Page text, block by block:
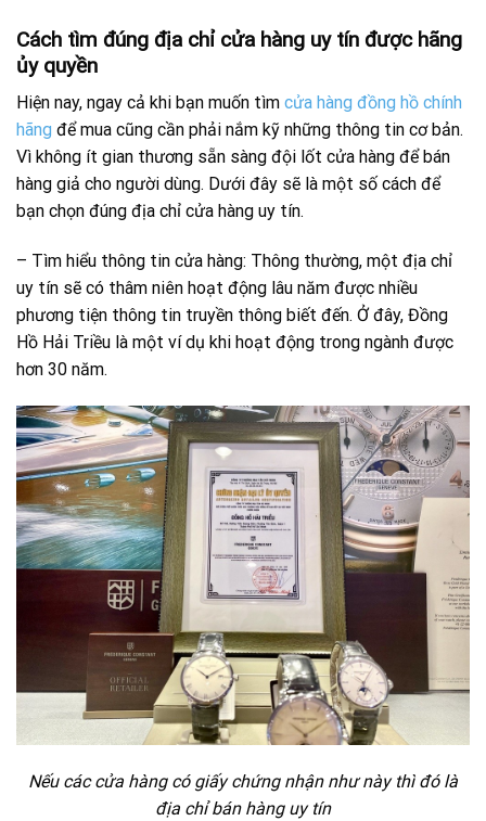
Cách tìm đúng địa chỉ cửa hàng uy tín được hãng
ủy quyền
Hiện nay, ngay cả khi bạn muốn tìm cửa hàng đồng hồ chính
hãng để mua cũng cần phải nắm kỹ những thông tin cơ bản.
Vì không ít gian thương sẵn sàng đội lốt cửa hàng để bán
hàng giả cho người dùng. Dưới đây sẽ là một số cách để
bạn chọn đúng địa chỉ cửa hàng uy tín.
– Tìm hiểu thông tin cửa hàng: Thông thường, một địa chỉ
uy tín sẽ có thâm niên hoạt động lâu năm được nhiều
phương tiện thông tin truyền thông biết đến. Ở đây, Đồng
Hồ Hải Triều là một ví dụ khi hoạt động trong ngành được
hơn 30 năm.
Nếu các cửa hàng có giấy chứng nhận như này thì đó là
địa chỉ bán hàng uy tín